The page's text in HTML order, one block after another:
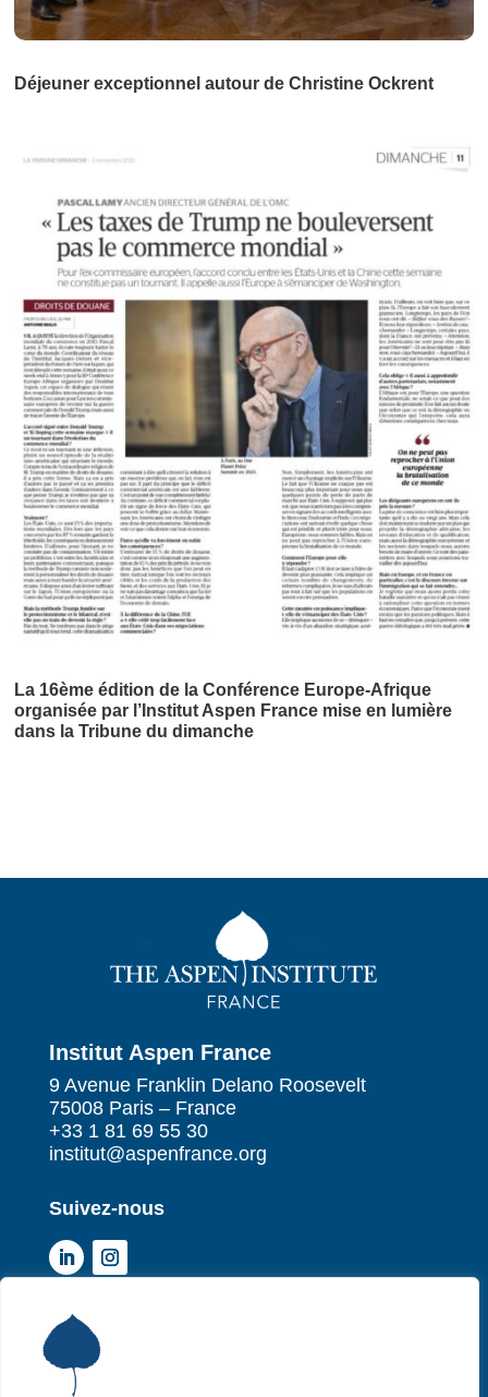
Déjeuner exceptionnel autour de Christine Ockrent
La 16ème édition de la Conférence Europe-Afrique
organisée par l’Institut Aspen France mise en lumière
dans la Tribune du dimanche
Institut Aspen France
9 Avenue Franklin Delano Roosevelt
75008 Paris – France
+33 1 81 69 55 30
institut@aspenfrance.org
Suivez-nous
P Institut Aspen France
P Qui sommes-nous ?